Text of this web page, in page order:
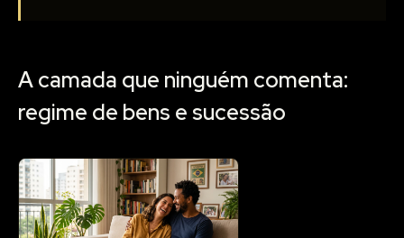
A camada que ninguém comenta:
regime de bens e sucessão